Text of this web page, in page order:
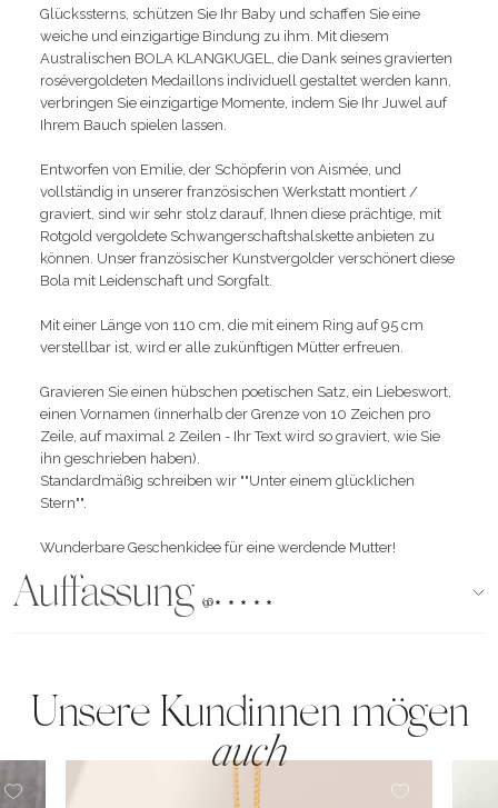
Glückssterns, schützen Sie Ihr Baby und schaffen Sie eine
weiche und einzigartige Bindung zu ihm. Mit diesem
Australischen BOLA KLANGKUGEL, die Dank seines gravierten
rosévergoldeten Medaillons individuell gestaltet werden kann,
verbringen Sie einzigartige Momente, indem Sie Ihr Juwel auf
Ihrem Bauch spielen lassen.
Entworfen von Emilie, der Schöpferin von Aismée, und
vollständig in unserer französischen Werkstatt montiert /
graviert, sind wir sehr stolz darauf, Ihnen diese prächtige, mit
Rotgold vergoldete Schwangerschaftshalskette anbieten zu
können. Unser französischer Kunstvergolder verschönert diese
Bola mit Leidenschaft und Sorgfalt.
Mit einer Länge von 110 cm, die mit einem Ring auf 95 cm
verstellbar ist, wird er alle zukünftigen Mütter erfreuen.
Gravieren Sie einen hübschen poetischen Satz, ein Liebeswort,
einen Vornamen (innerhalb der Grenze von 10 Zeichen pro
Zeile, auf maximal 2 Zeilen - Ihr Text wird so graviert, wie Sie
ihn geschrieben haben).
Standardmäßig schreiben wir ""Unter einem glücklichen
Stern"".
Wunderbare Geschenkidee für eine werdende Mutter!
Auffassung(96)
Unsere Kundinnen mögen
auch